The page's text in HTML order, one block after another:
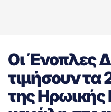
Οι Ένοπλες
τιμήσουν τα
της Ηρωικής